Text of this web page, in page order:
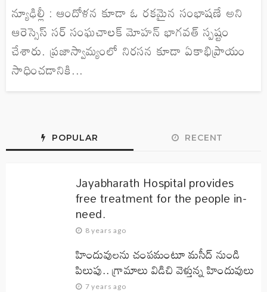
న్యూఢిల్లీ : ఆందోళన కూడా ఓ రకమైన సంభాషణే అని
ఆరెస్సెస్ సర్ సంఘచాలక్ మోహన్ భాగవత్ స్పష్టం
చేశారు. ప్రజాస్వామ్యంలో నిరసన కూడా ఏకాభిప్రాయం
సాధించడానికి...
POPULAR RECENT
Jayabharath Hospital provides
free treatment for the people in-
need.
8 years ago
హిందువులను చంపమంటూ మసీద్ నుండి
పిలుపు.. గ్రామాలు విడిచి వెళ్తున్న హిందువులు
7 years ago